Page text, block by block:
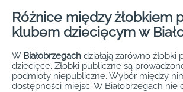
Różnice między żłobkiem
klubem dziecięcym w
W Białobrzegach działają zarówno
dziecięce. Żłobki publiczne są
podmioty niepubliczne. Wybór między
dostępności miejsc. W Białobrzegach nie